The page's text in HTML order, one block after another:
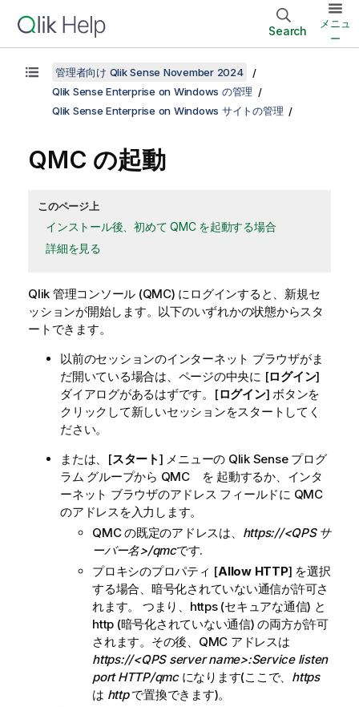
Search
メニュ
ー
管理者向け Qlik Sense November 2024
Qlik Sense Enterprise on Windows の管理
Qlik Sense Enterprise on Windows サイトの管理
QMC の起動
このページ上
インストール後、初めて QMC を起動する場合
詳細を見る
Qlik 管理コンソール (QMC) にログインすると、新規セ
ッションが開始します。以下のいずれかの状態からスタ
ートできます。
以前のセッションのインターネット ブラウザがま
だ開いている場合は、ページの中央に [ログイン]
ダイアログがあるはずです。[ログイン] ボタンを
クリックして新しいセッションをスタートしてく
ださい。
または、[スタート] メニューの Qlik Senseプログ
ラム グループから QMCを 起動するか、インタ
ーネット ブラウザのアドレス フィールドに QMC
のアドレスを入力します。
QMCの既定のアドレスは、 https://<QPS サ
ーバー名>/qmcです.
プロキシのプロパティ [Allow HTTP] を選択
する場合、暗号化されていない通信が許可さ
れます。 つまり、https (セキュアな通信) と
http (暗号化されていない通信) の両方が許可
されます。その後、 QMC アドレスは
https://<QPS server name>:Service listen
port HTTP/qmcになります(ここで、 https
は httpで置換できます)。